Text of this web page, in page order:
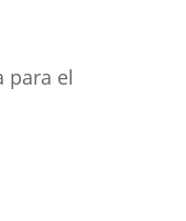
para el